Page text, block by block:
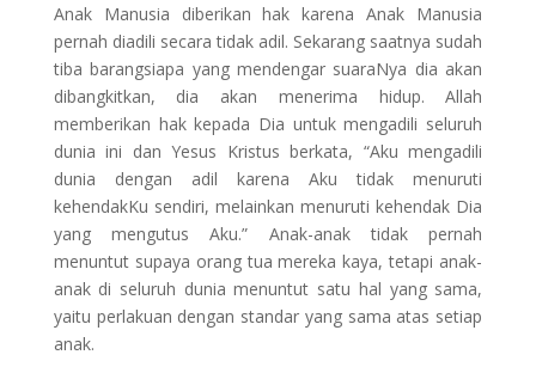
Anak Manusia diberikan hak karena Anak Manusia
pernah diadili secara tidak adil. Sekarang saatnya sudah
tiba barangsiapa yang mendengar suaraNya dia akan
dibangkitkan, dia akan menerima hidup. Allah
memberikan hak kepada Dia untuk mengadili seluruh
dunia ini dan Yesus Kristus berkata, “Aku mengadili
dunia dengan adil karena Aku tidak menuruti
kehendakKu sendiri, melainkan menuruti kehendak Dia
yang mengutus Aku.” Anak-anak tidak pernah
menuntut supaya orang tua mereka kaya, tetapi anak-
anak di seluruh dunia menuntut satu hal yang sama,
yaitu perlakuan dengan standar yang sama atas setiap
anak.